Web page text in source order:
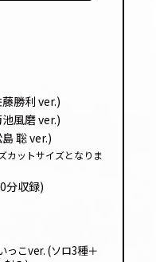
勝利 ver.)
風磨 ver.)
聡 ver.)
カットサイズとなりま
分収録)
っこver. (ソロ3種＋